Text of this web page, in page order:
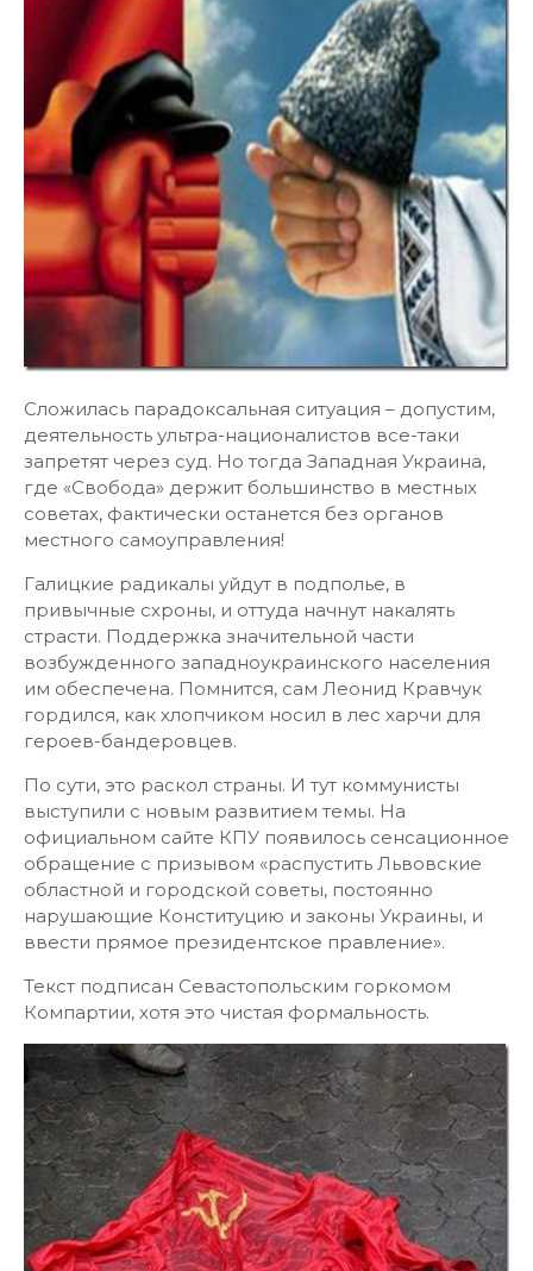
Сложилась парадоксальная ситуация – допустим,
деятельность ультра-националистов все-таки
запретят через суд. Но тогда Западная Украина,
где «Свобода» держит большинство в местных
советах, фактически останется без органов
местного самоуправления!
Галицкие радикалы уйдут в подполье, в
привычные схроны, и оттуда начнут накалять
страсти. Поддержка значительной части
возбужденного западноукраинского населения
им обеспечена. Помнится, сам Леонид Кравчук
гордился, как хлопчиком носил в лес харчи для
героев-бандеровцев.
По сути, это раскол страны. И тут коммунисты
выступили с новым развитием темы. На
официальном сайте КПУ появилось сенсационное
обращение с призывом «распустить Львовские
областной и городской советы, постоянно
нарушающие Конституцию и законы Украины, и
ввести прямое президентское правление».
Текст подписан Севастопольским горкомом
Компартии, хотя это чистая формальность.